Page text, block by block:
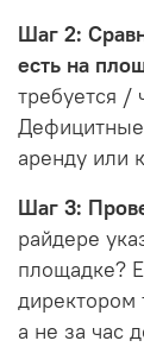
Шаг 2:
есть на
требуется /
Дефицитные
аренду или
Шаг 3:
райдере
площадке?
директором
а не за час